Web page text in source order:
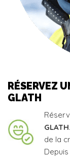
RÉSERVEZ
GLATH
GLATH
de la